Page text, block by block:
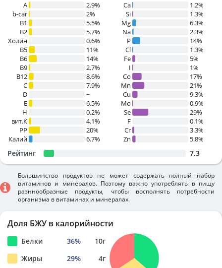
A
2.9%
b-car
2%
В1
5.5%
B2
5.7%
Холин
0.6%
B5
11%
B6
14%
B9
2.7%
B12
8.6%
C
7.9%
D
~
E
6.5%
H
0.2%
вит.К
4.1%
PP
20%
Калий
6.7%
Ca
1.2%
Si
1.3%
Mg
6.3%
Na
2.3%
P
14%
Cl
1.3%
Fe
5%
I
1%
Co
17%
Mn
21%
Cu
9.3%
Mo
0.9%
Se
29%
F
0.1%
Cr
3.3%
Zn
5.8%
Рейтинг 7.3
Большинство продуктов не может содержать полный набор
витаминов и минералов. Поэтому важно употреблять в пищу
разннообразные продукты, чтобы восполнять потребности
организма в витаминах и минералах.
Доля БЖУ в калорийности
Белки 36% 10г
Жиры
29% 4г